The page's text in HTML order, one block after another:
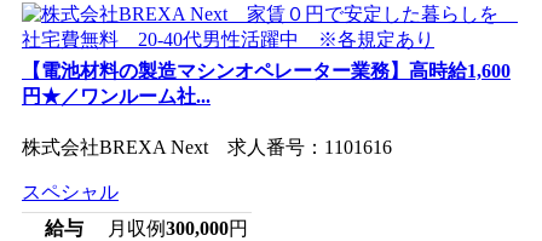
【電池材料の製造マシンオペレーター業務】高時給1,600
円★／ワンルーム社...
株式会社BREXA Next 求人番号：1101616
スペシャル
給与
月収例300,000円